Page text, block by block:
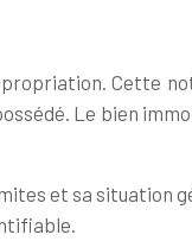
Cette
Le bien
et sa situation